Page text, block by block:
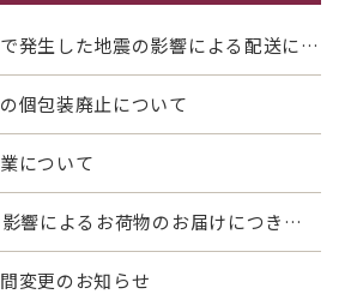
で発生した地震の影響による配送につ
個包装廃止について
について
響によるお荷物のお届けにつきま
変更のお知らせ